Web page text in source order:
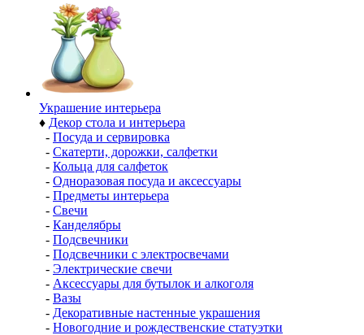
Украшение интерьера
♦ Декор стола и интерьера
- Посуда и сервировка
- Скатерти, дорожки, салфетки
- Кольца для салфеток
- Одноразовая посуда и аксессуары
- Предметы интерьера
- Свечи
- Канделябры
- Подсвечники
- Подсвечники с электросвечами
- Электрические свечи
- Аксессуары для бутылок и алкоголя
- Вазы
- Декоративные настенные украшения
- Новогодние и рождественские статуэтки